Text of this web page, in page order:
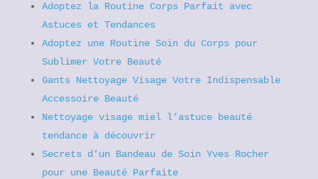
Adoptez la Routine Corps Parfait avec
Astuces et Tendances
Adoptez une Routine Soin du Corps pour
Sublimer Votre Beauté
Gants Nettoyage Visage Votre Indispensable
Accessoire Beauté
Nettoyage visage miel l’astuce beauté
tendance à découvrir
Secrets d’un Bandeau de Soin Yves Rocher
pour une Beauté Parfaite